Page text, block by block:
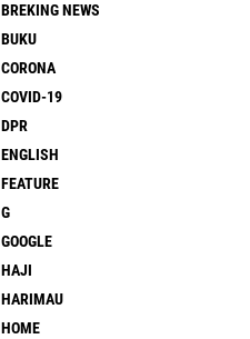
BREKING NEWS
BUKU
CORONA
COVID-19
DPR
ENGLISH
FEATURE
G
GOOGLE
HAJI
HARIMAU
HOME